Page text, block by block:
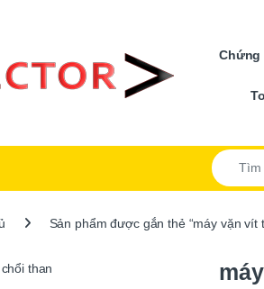
Chứng
Search
Sản phẩm được gắn thẻ “máy vặn vít
than